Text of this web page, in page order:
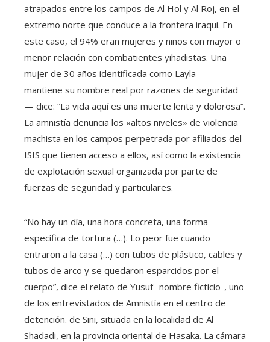
atrapados entre los campos de Al Hol y Al Roj, en el
extremo norte que conduce a la frontera iraquí. En
este caso, el 94% eran mujeres y niños con mayor o
menor relación con combatientes yihadistas. Una
mujer de 30 años identificada como Layla —
mantiene su nombre real por razones de seguridad
— dice: “La vida aquí es una muerte lenta y dolorosa”.
La amnistía denuncia los «altos niveles» de violencia
machista en los campos perpetrada por afiliados del
ISIS que tienen acceso a ellos, así como la existencia
de explotación sexual organizada por parte de
fuerzas de seguridad y particulares.
“No hay un día, una hora concreta, una forma
específica de tortura (…). Lo peor fue cuando
entraron a la casa (…) con tubos de plástico, cables y
tubos de arco y se quedaron esparcidos por el
cuerpo”, dice el relato de Yusuf -nombre ficticio-, uno
de los entrevistados de Amnistía en el centro de
detención. de Sini, situada en la localidad de Al
Shadadi, en la provincia oriental de Hasaka. La cámara